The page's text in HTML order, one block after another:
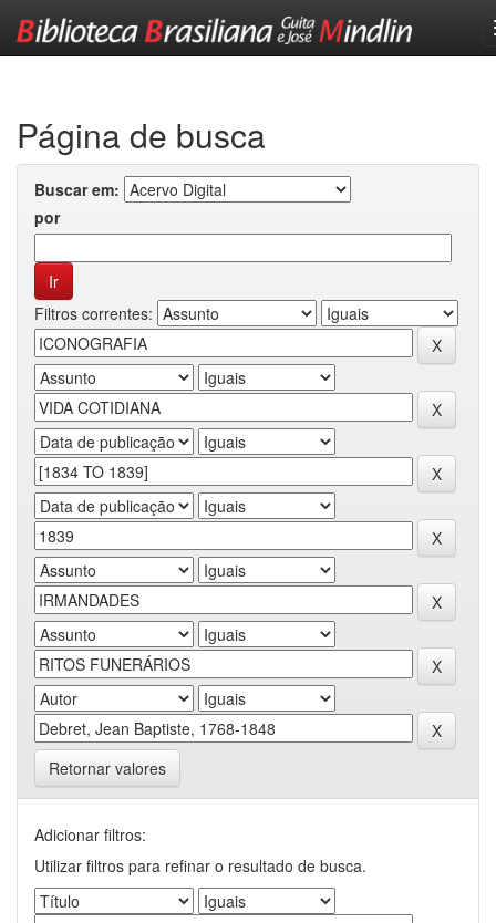
Página de busca
Buscar em:
por
Filtros correntes:
Retornar valores
Adicionar filtros:
Utilizar filtros para refinar o resultado de busca.